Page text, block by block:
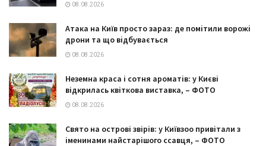
08.08.2026
Атака на Київ просто зараз: де помітили ворожі
дрони та що відбувається
08.08.2026
Неземна краса і сотня ароматів: у Києві
відкрилась квіткова виставка, – ФОТО
08.08.2026
Свято на острові звірів: у Київзоо привітали з
іменинами найстарішого ссавця, – ФОТО